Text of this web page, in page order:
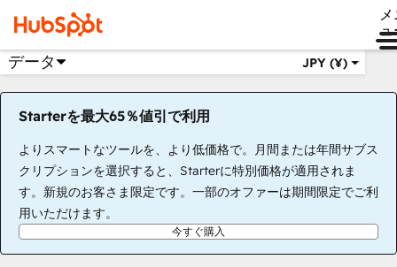
ュ
データ JPY (¥)
Starterを最大65％値引で利用
よりスマートなツールを、より低価格で。月間または年間サブス
クリプションを選択すると、Starterに特別価格が適用されま
す。新規のお客さま限定です。一部のオファーは期間限定でご利
用いただけます。
今すぐ購入